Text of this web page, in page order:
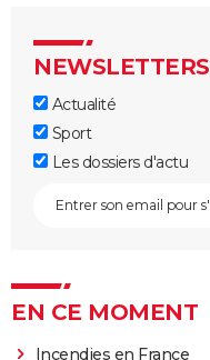
NEWSLETTERS
Actualité
Sport
Les dossiers d'actu
EN CE MOMENT
Incendies en France